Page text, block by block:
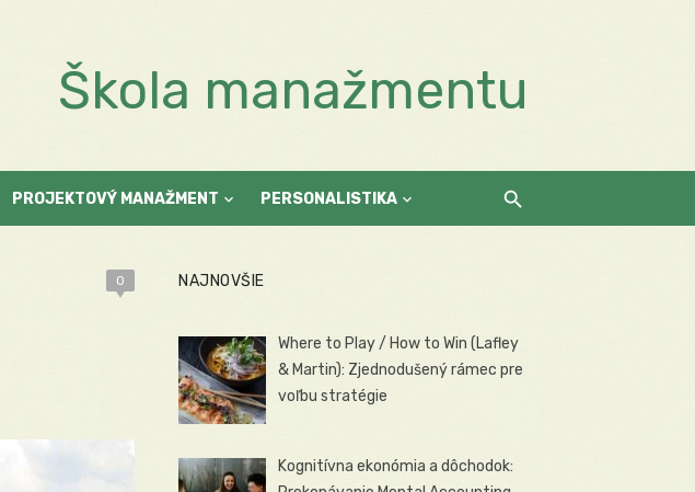
Škola manažmentu
PROJEKTOVÝ MANAŽMENT PERSONALISTIKA
0 NAJNOVŠIE
Where to Play / How to Win (Lafley
& Martin): Zjednodušený rámec pre
voľbu stratégie
Kognitívna ekonómia a dôchodok: